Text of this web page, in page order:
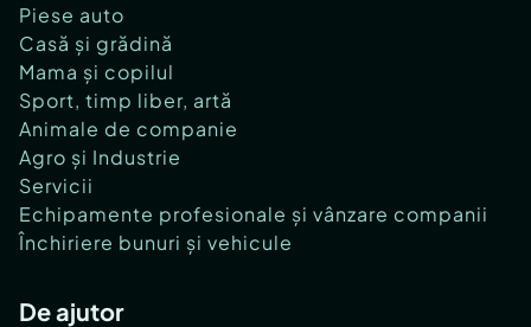
Piese auto
Casă și grădină
Mama și copilul
Sport, timp liber, artă
Animale de companie
Agro și Industrie
Servicii
Echipamente profesionale și vânzare companii
Închiriere bunuri și vehicule
De ajutor